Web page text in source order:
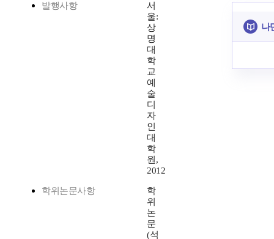
발행사항
서
울:
상
명
대
학
교
예
술
디
자
인
대
학
원,
2012
학위논문사항
학
위
논
문
(석
나